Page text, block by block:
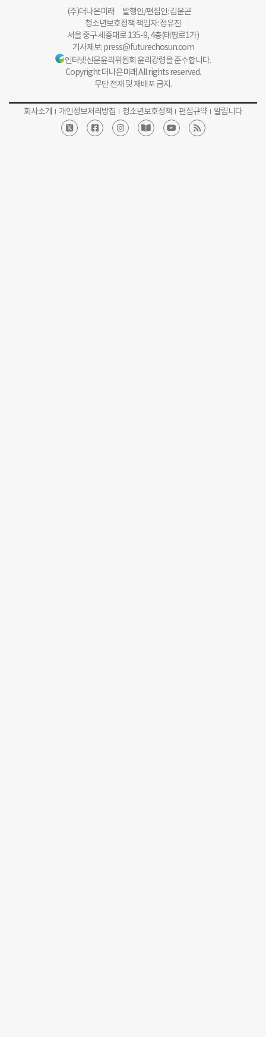
(주)더나은미래 발행인/편집인: 김윤곤
청소년보호정책 책임자: 정유진
서울 중구 세종대로 135-9, 4층(태평로1가)
기사제보:press@futurechosun.com
인터넷신문윤리위원회 윤리강령을 준수합니다.
Copyright 더나은미래 All rights reserved.
무단 전재 및 재배포 금지.
회사소개 개인정보처리방침 청소년보호정책 편집규약 알립니다